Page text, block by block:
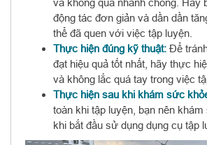
và không quá nhanh chóng. Hãy
động tác đơn giản và dần dần
thể đã quen với việc tập luyện.
Thực hiện đúng kỹ thuật: Để
đạt hiệu quả tốt nhất, hãy thực
và không lắc quá tay trong việc
Thực hiện sau khi khám sức
toàn khi tập luyện, bạn nên
khi bắt đầu sử dụng dụng cụ tập